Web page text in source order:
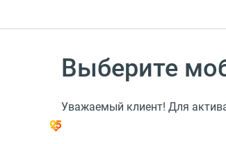
Выберите
Уважаемый клиент! Для